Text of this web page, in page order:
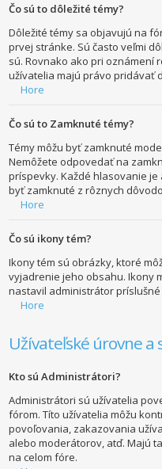
Čo sú to dôležité témy?
Dôležité témy sa objavujú na
prvej stránke. Sú často veľmi
sú. Rovnako ako pri oznámení
užívatelia majú právo pridávať
Hore
Čo sú to Zamknuté témy?
Témy môžu byť zamknuté
Nemôžete odpovedať na
príspevky. Každé hlasovanie je
byť zamknuté z rôznych
Hore
Čo sú ikony tém?
Ikony tém sú obrázky, ktoré
vyjadrenie jeho obsahu. Ikony
nastavil administrátor
Hore
Užívateľské úrovne a
Kto sú Administrátori?
Administrátori sú užívatelia
fórom. Títo užívatelia môžu
povoľovania, zakazovania
alebo moderátorov, atď. Majú
na celom fóre.